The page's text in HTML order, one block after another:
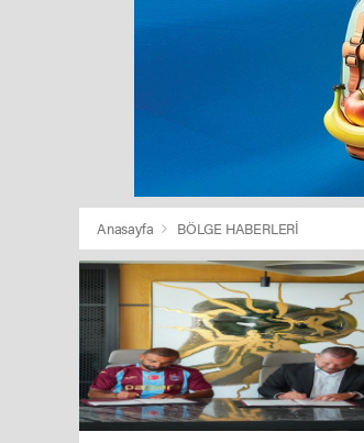
Anasayfa BÖLGE HABERLERİ